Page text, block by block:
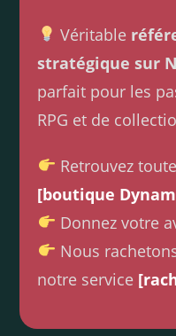
Véritable
stratégique sur
parfait pour les
RPG et de
Retrouvez
[boutique
Donnez votre
Nous
notre service